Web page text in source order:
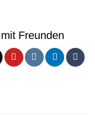
Freunden